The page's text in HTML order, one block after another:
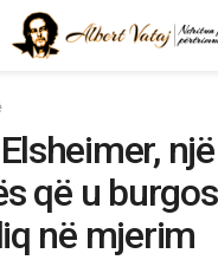
që u
në mjerim